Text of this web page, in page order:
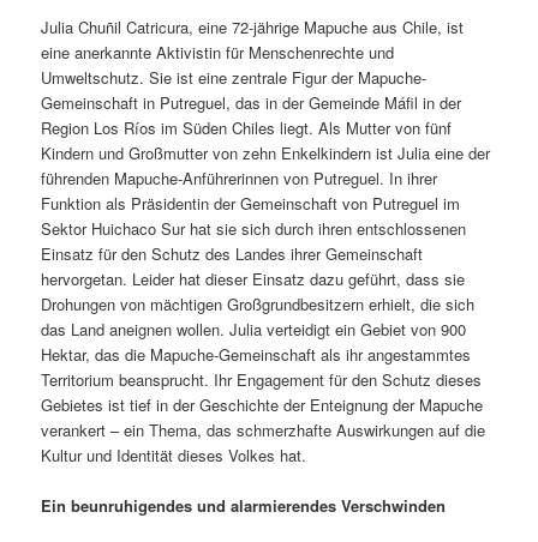
Julia Chuñil Catricura, eine 72-jährige Mapuche aus Chile, ist
eine anerkannte Aktivistin für Menschenrechte und
Umweltschutz. Sie ist eine zentrale Figur der Mapuche-
Gemeinschaft in Putreguel, das in der Gemeinde Máfil in der
Region Los Ríos im Süden Chiles liegt. Als Mutter von fünf
Kindern und Großmutter von zehn Enkelkindern ist Julia eine der
führenden Mapuche-Anführerinnen von Putreguel. In ihrer
Funktion als Präsidentin der Gemeinschaft von Putreguel im
Sektor Huichaco Sur hat sie sich durch ihren entschlossenen
Einsatz für den Schutz des Landes ihrer Gemeinschaft
hervorgetan. Leider hat dieser Einsatz dazu geführt, dass sie
Drohungen von mächtigen Großgrundbesitzern erhielt, die sich
das Land aneignen wollen. Julia verteidigt ein Gebiet von 900
Hektar, das die Mapuche-Gemeinschaft als ihr angestammtes
Territorium beansprucht. Ihr Engagement für den Schutz dieses
Gebietes ist tief in der Geschichte der Enteignung der Mapuche
verankert – ein Thema, das schmerzhafte Auswirkungen auf die
Kultur und Identität dieses Volkes hat.
Ein beunruhigendes und alarmierendes Verschwinden